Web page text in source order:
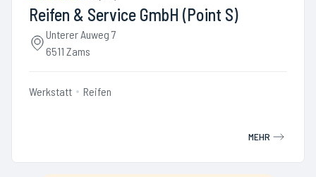
Reifen & Service GmbH (Point S)
Unterer Auweg 7
6511 Zams
Werkstatt Reifen
MEHR